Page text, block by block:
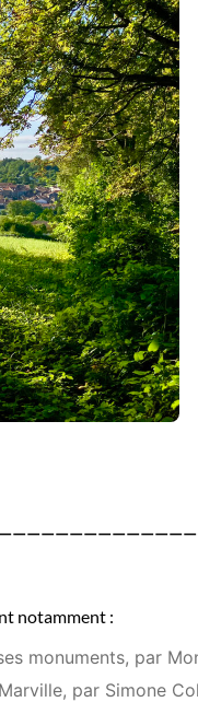
notamment :
monuments, par
par Simone